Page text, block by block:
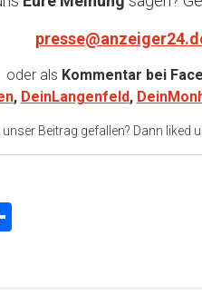
oder als Kommentar bei
, DeinLangenfeld,
Beitrag gefallen? Dann liked